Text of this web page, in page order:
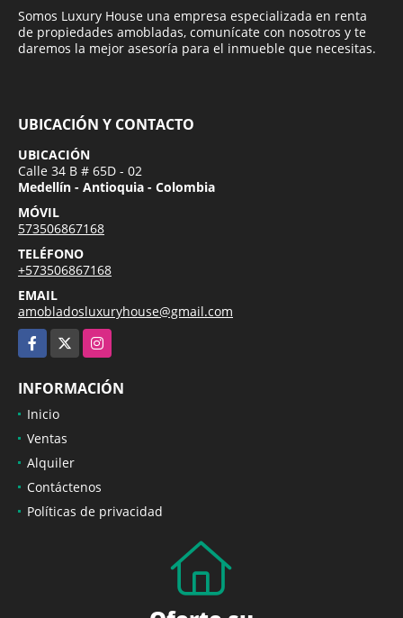
Somos Luxury House una empresa especializada en renta
de propiedades amobladas, comunícate con nosotros y te
daremos la mejor asesoría para el inmueble que necesitas.
UBICACIÓN Y CONTACTO
UBICACIÓN
Calle 34 B # 65D - 02
Medellín - Antioquia - Colombia
MÓVIL
573506867168
TELÉFONO
+573506867168
EMAIL
amobladosluxuryhouse@gmail.com
Facebook
Instagram
INFORMACIÓN
Inicio
Ventas
Alquiler
Contáctenos
Políticas de privacidad